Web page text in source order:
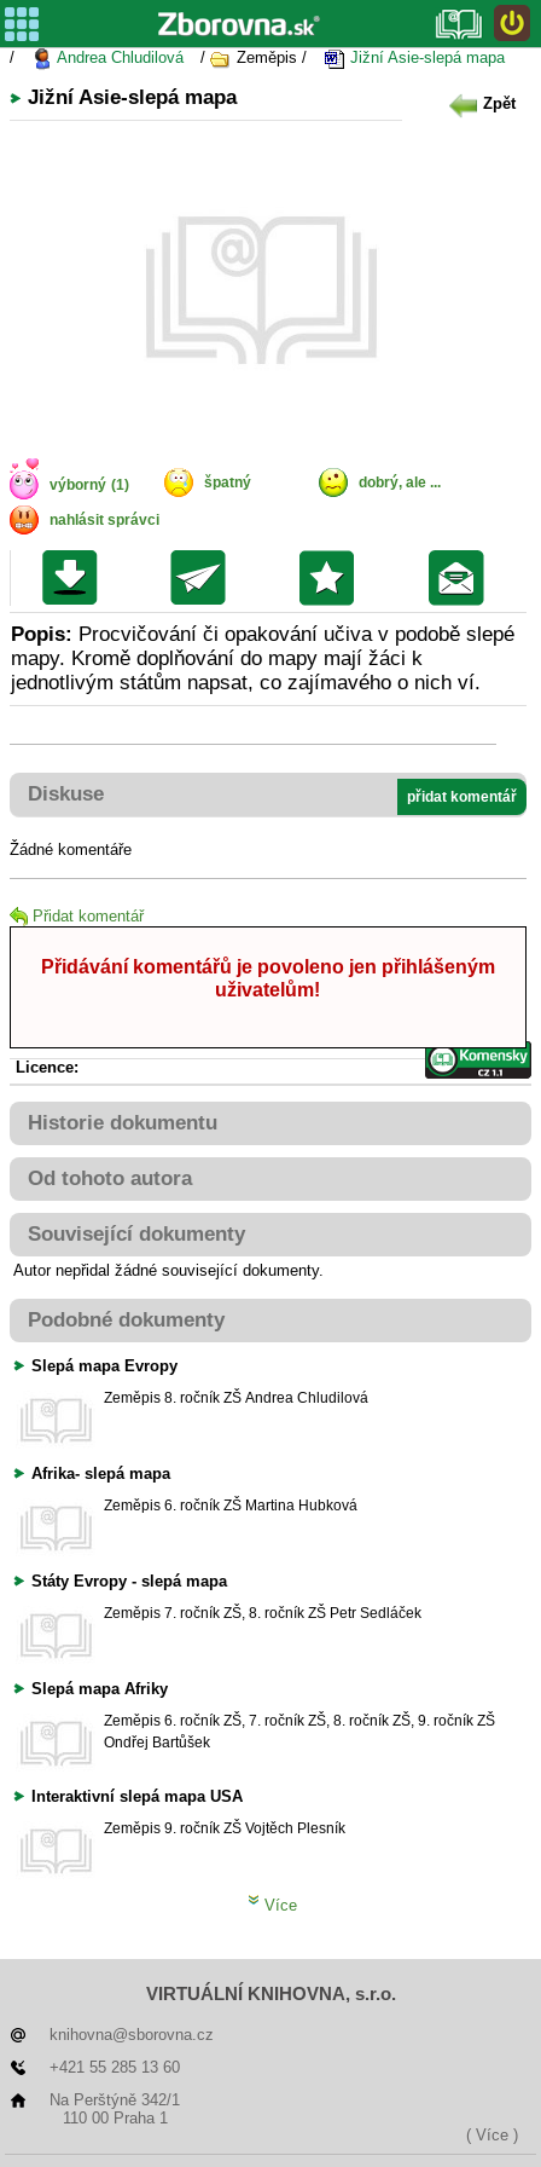
/ Andrea Chludilová / Zeměpis / Jižní Asie-slepá mapa
Jižní Asie-slepá mapa Zpět
výborný (1) špatný dobrý, ale ...
nahlásit správci
Popis: Procvičování či opakování učiva v podobě slepé
mapy. Kromě doplňování do mapy mají žáci k
jednotlivým státům napsat, co zajímavého o nich ví.
Diskuse přidat komentář
Žádné komentáře
Přidat komentář
Přidávání komentářů je povoleno jen přihlášeným
uživatelům!
Licence:
Historie dokumentu
Od tohoto autora
Související dokumenty
Autor nepřidal žádné související dokumenty.
Podobné dokumenty
Slepá mapa Evropy
Zeměpis 8. ročník ZŠ Andrea Chludilová
Afrika- slepá mapa
Zeměpis 6. ročník ZŠ Martina Hubková
Státy Evropy - slepá mapa
Zeměpis 7. ročník ZŠ, 8. ročník ZŠ Petr Sedláček
Slepá mapa Afriky
Zeměpis 6. ročník ZŠ, 7. ročník ZŠ, 8. ročník ZŠ, 9. ročník ZŠ
Ondřej Bartůšek
Interaktivní slepá mapa USA
Zeměpis 9. ročník ZŠ Vojtěch Plesník
Více
VIRTUÁLNÍ KNIHOVNA, s.r.o.
knihovna@sborovna.cz
+421 55 285 13 60
Na Perštýně 342/1
110 00 Praha 1
( Více )